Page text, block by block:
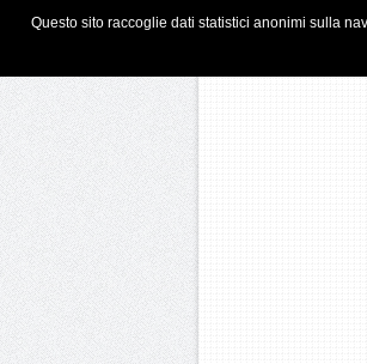
HOME PRIVACY &
Questo sito raccoglie dati statistici anonimi sulla